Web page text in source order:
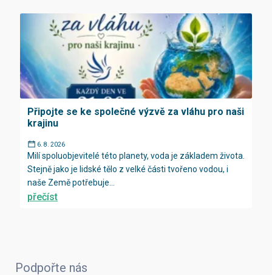
Připojte se ke společné výzvě za vláhu pro naši
krajinu
6. 8. 2026
Milí spoluobjevitelé této planety, voda je základem života.
Stejně jako je lidské tělo z velké části tvořeno vodou, i
naše Země potřebuje...
přečíst
Podpořte nás